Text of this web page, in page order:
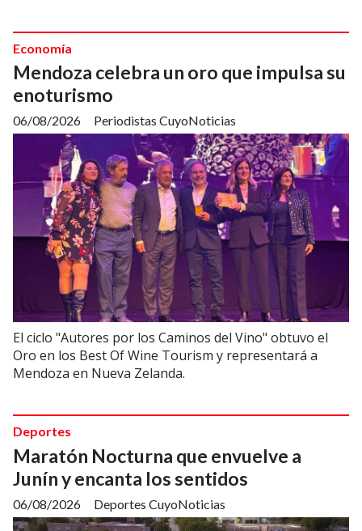
Mendoza celebra un oro que impulsa su
enoturismo
Periodistas CuyoNoticias
Economía
06/08/2026
El ciclo "Autores por los Caminos del Vino" obtuvo el
Oro en los Best Of Wine Tourism y representará a
Mendoza en Nueva Zelanda.
Maratón Nocturna que envuelve a
Junín y encanta los sentidos
Deportes CuyoNoticias
Deportes
06/08/2026